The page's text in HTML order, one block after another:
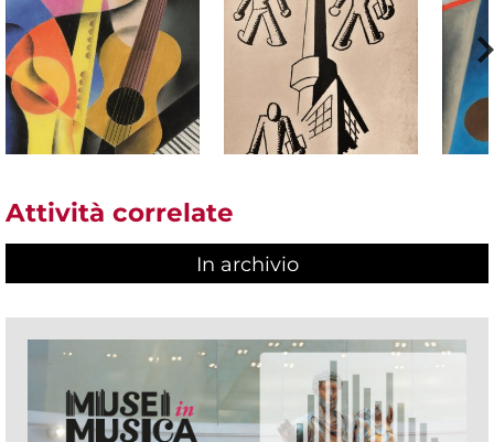
Attività correlate
In archivio